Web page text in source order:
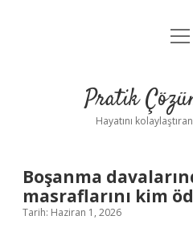
Yasal
Pratik
Hayatını
Boşanma
masraflarını kim
Tarih: Haziran 1, 2026